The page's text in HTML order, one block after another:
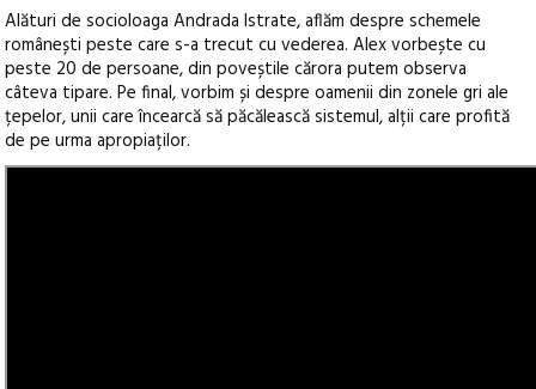
Alături de socioloaga Andrada Istrate, aflăm despre schemele
românești peste care s-a trecut cu vederea. Alex vorbește cu
peste 20 de persoane, din poveștile cărora putem observa
câteva tipare. Pe final, vorbim și despre oamenii din zonele gri ale
țepelor, unii care încearcă să păcălească sistemul, alții care profită
de pe urma apropiaților.